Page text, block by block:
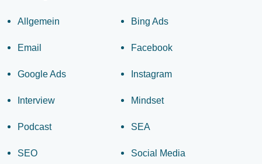
Allgemein Bing Ads
Email Facebook
Google Ads Instagram
Interview Mindset
Podcast SEA
SEO Social Media